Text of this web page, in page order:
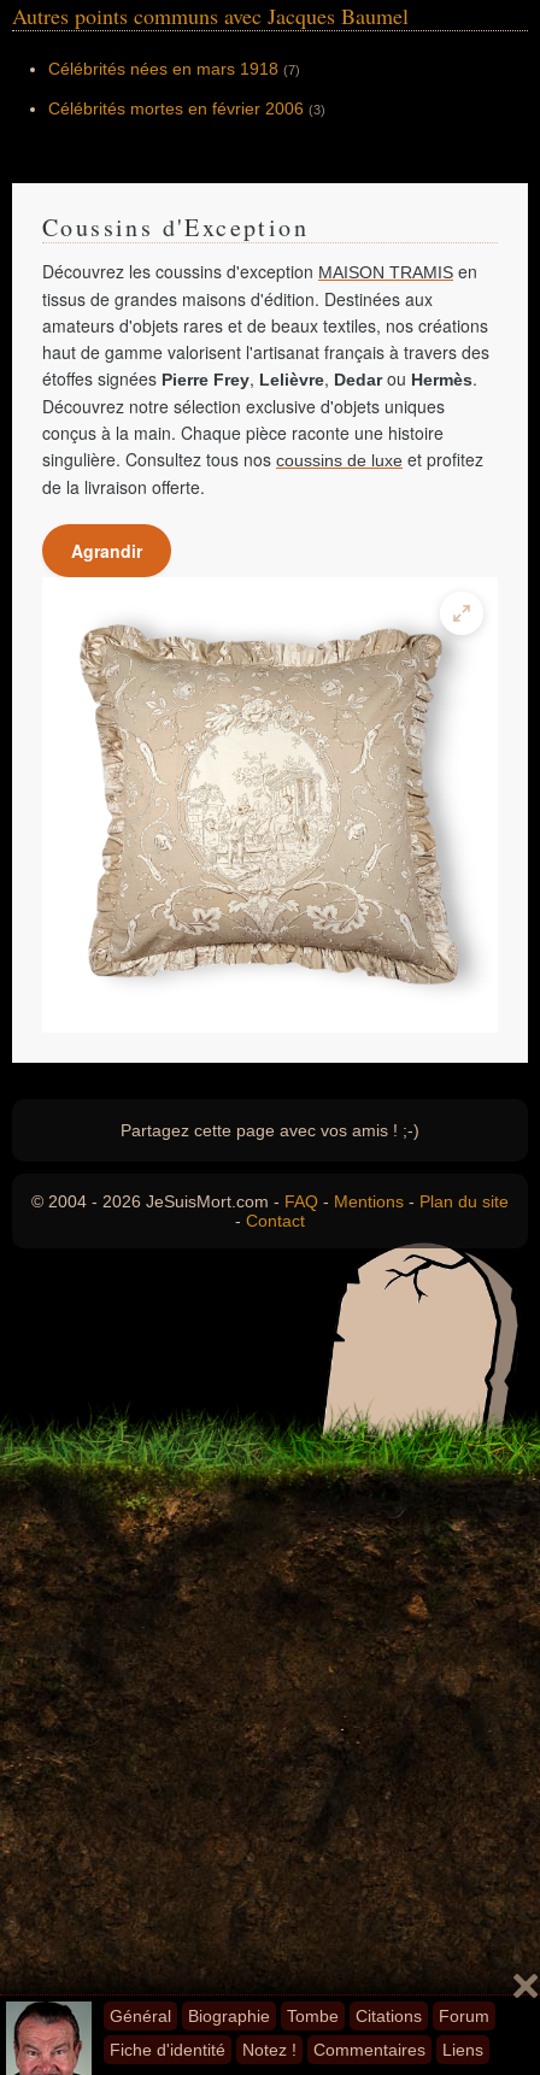
Général Biographie Tombe Citations
Forum
Fiche d'identité
Notez ! Commentaires Liens
Autres points communs avec Jacques Baumel
Célébrités nées en mars 1918 (7)
Célébrités mortes en février 2006 (3)
Coussins d'Exception
Découvrez les coussins d'exception MAISON TRAMIS en
tissus de grandes maisons d'édition. Destinées aux
amateurs d'objets rares et de beaux textiles, nos créations
haut de gamme valorisent l'artisanat français à travers des
étoffes signées Pierre Frey, Lelièvre, Dedarou Hermès.
Découvrez notre sélection exclusive d'objets uniques
conçus à la main. Chaque pièce raconte une histoire
singulière. Consultez tous nos coussins de luxe et profitez
de la livraison offerte.
Agrandir
Partagez cette page avec vos amis ! ;-)
© 2004 - 2026 JeSuisMort.com - FAQ - Mentions - Plan du site
- Contact